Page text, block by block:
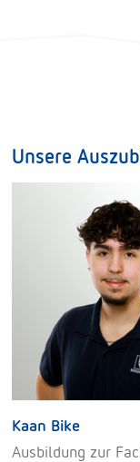
Unsere
Kaan Bike
Ausbildung zur